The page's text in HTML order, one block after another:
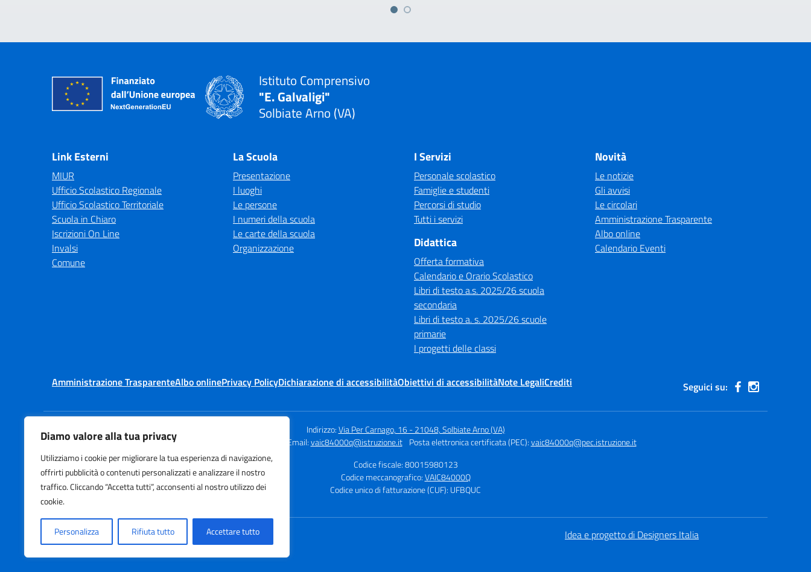
Diamo valore alla tua privacy
Utilizziamo i cookie per migliorare la tua esperienza di navigazione,
offrirti pubblicità o contenuti personalizzati e analizzare il nostro
traffico. Cliccando “Accetta tutti”, acconsenti al nostro utilizzo dei
cookie.
Personalizza Rifiuta tutto Accettare tutto
Istituto Comprensivo
"E. Galvaligi"
Solbiate Arno (VA)
Link Esterni
MIUR
Ufficio Scolastico Regionale
Ufficio Scolastico Territoriale
Scuola in Chiaro
Iscrizioni On Line
Invalsi
Comune
La Scuola
Presentazione
I luoghi
Le persone
I numeri della scuola
Le carte della scuola
Organizzazione
I Servizi
Personale scolastico
Famiglie e studenti
Percorsi di studio
Tutti i servizi
Didattica
Offerta formativa
Calendario e Orario Scolastico
Libri di testo a.s. 2025/26 scuola
secondaria
Libri di testo a. s. 2025/26 scuole
primarie
I progetti delle classi
Novità
Le notizie
Gli avvisi
Le circolari
Amministrazione Trasparente
Albo online
Calendario Eventi
Amministrazione TrasparenteAlbo onlinePrivacy PolicyDichiarazione di accessibilitàObiettivi di accessibilitàNote LegaliCrediti Seguici su:
Indirizzo:Via Per Carnago, 16 - 21048, Solbiate Arno (VA)
Centralino:
Email:vaic84000q@istruzione.it Posta elettronica certificata (PEC):vaic84000q@pec.istruzione.it
Codice fiscale: 80015980123
Codice meccanografico:VAIC84000Q
Codice unico di fatturazione (CUF): UFBQUC
Idea e progetto di Designers Italia